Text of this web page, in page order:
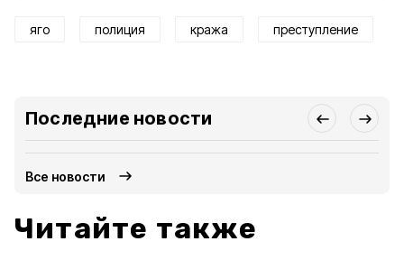
яго полиция кража преступление
Последние новости
Все новости
Читайте также